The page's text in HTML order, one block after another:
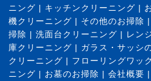
ニング | キッチンクリーニング |
機クリーニング | その他のお掃除 |
掃除 | 洗面台クリーニング | レン
庫クリーニング | ガラス・サッシ
クリーニング | フローリングワッ
ニング | お墓のお掃除 | 会社概要 |